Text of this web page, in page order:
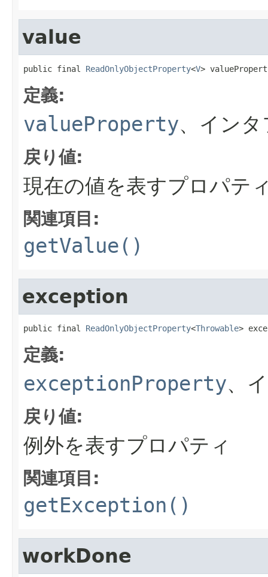
value
public final ReadOnlyObjectProperty<V>
定義:
valueProperty、イン
戻り値:
現在の値を表すプロパテ
関連項目:
getValue()
exception
public final ReadOnlyObjectProperty<Throwable>
定義:
exceptionProperty、
戻り値:
例外を表すプロパティ
関連項目:
getException()
workDone